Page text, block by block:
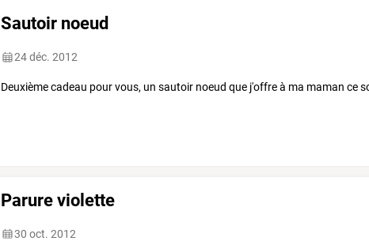
Sautoir noeud
24 déc. 2012
Deuxième cadeau pour vous, un sautoir noeud que j'offre à ma maman ce
Parure violette
30 oct. 2012